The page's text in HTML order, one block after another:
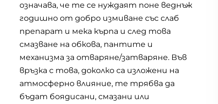
означава, че те се нуждаят поне веднъж
годишно от добро измиване със слаб
препарат и мека кърпа и след това
смазване на обкова, пантите и
механизма за отваряне/затваряне. Във
връзка с това, доколко са изложени на
атмосферно влияние, те трябва да
бъдат боядисани, смазани или